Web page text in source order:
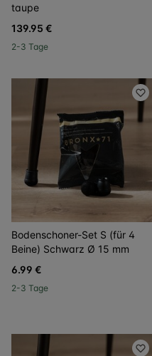
taupe
139.95 €
2-3 Tage
Bodenschoner-Set S (für 4
Beine) Schwarz Ø 15 mm
6.99 €
2-3 Tage